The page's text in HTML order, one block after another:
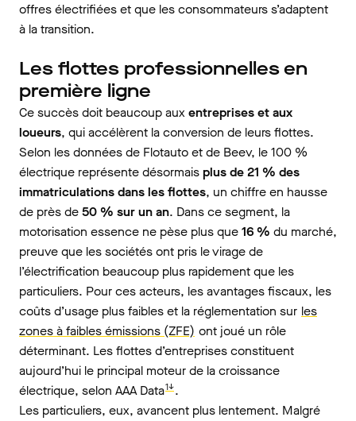
offres électrifiées et que les consommateurs s’adaptent
à la transition.
Les flottes professionnelles en
première ligne
Ce succès doit beaucoup auxentreprises et aux
loueurs, qui accélèrent la conversion de leurs flottes.
Selon les données de Flotauto et de Beev, le 100 %
électrique représente désormaisplus de 21 % des
immatriculations dans les flottes, un chiffre en hausse
de près de50 % sur un an. Dans ce segment, la
motorisation essence ne pèse plus que16 % du marché,
preuve que les sociétés ont pris le virage de
l’électrification beaucoup plus rapidement que les
particuliers. Pour ces acteurs, les avantages fiscaux, les
coûts d’usage plus faibles et la réglementation sur les
zones à faibles émissions (ZFE) ont joué un rôle
déterminant. Les flottes d’entreprises constituent
aujourd’hui le principal moteur de la croissance
électrique, selon AAA Data1↓.
Les particuliers, eux, avancent plus lentement. Malgré